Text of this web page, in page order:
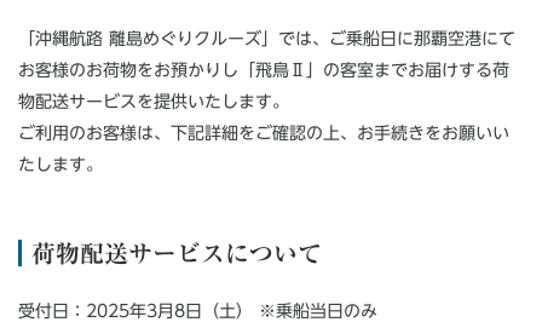
「沖縄航路 離島めぐりクルーズ」では、ご乗船日に那覇空港にて
お客様のお荷物をお預かりし「飛鳥Ⅱ」の客室までお届けする荷
物配送サービスを提供いたします。
ご利用のお客様は、下記詳細をご確認の上、お手続きをお願いい
たします。
荷物配送サービスについて
受付日：2025年3月8日（土） ※乗船当日のみ